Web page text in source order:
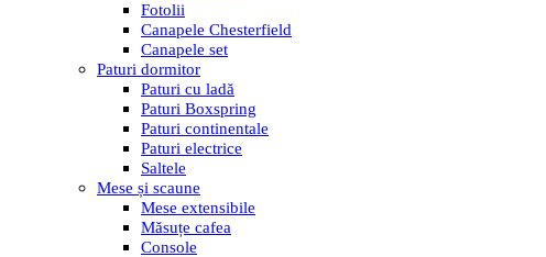
Fotolii
Canapele Chesterfield
Canapele set
Paturi dormitor
Paturi cu ladă
Paturi Boxspring
Paturi continentale
Paturi electrice
Saltele
Mese și scaune
Mese extensibile
Măsuțe cafea
Console